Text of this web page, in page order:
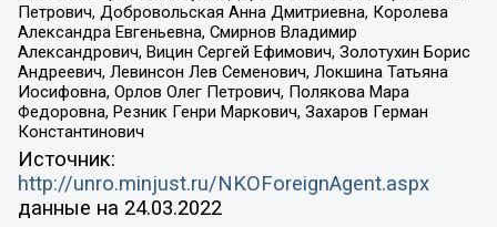
Петрович, Добровольская Анна Дмитриевна, Королева
Александра Евгеньевна, Смирнов Владимир
Александрович, Вицин Сергей Ефимович, Золотухин Борис
Андреевич, Левинсон Лев Семенович, Локшина Татьяна
Иосифовна, Орлов Олег Петрович, Полякова Мара
Федоровна, Резник Генри Маркович, Захаров Герман
Константинович
Источник:
http://unro.minjust.ru/NKOForeignAgent.aspx
данные на 24.03.2022